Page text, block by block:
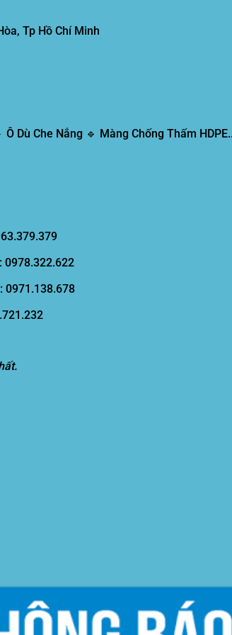
Tp Hồ Chí Minh
Dù Che Nắng 🔹 Màng Chống Thấm
0978.322.622
0971.138.678